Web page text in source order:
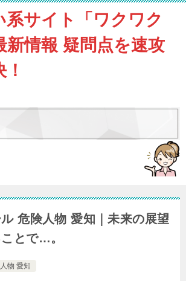
系サイト「ワクワク
新情報 疑問点を速攻
危険人物 愛知｜未来の展望
とで…。
物 愛知